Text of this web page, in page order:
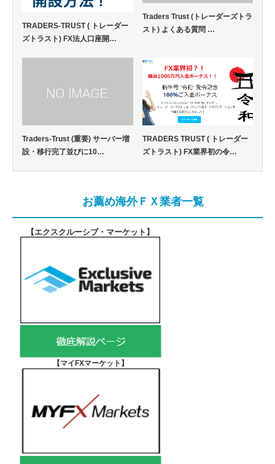
TRADERS-TRUST ( トレーダー
ズトラスト) FX法人口座開…
Traders Trust (トレーダーズトラ
スト) よくある質問 …
Traders-Trust (重要) サーバー増
設・移行完了並びに10…
TRADERS TRUST ( トレーダー
ズトラスト) FX業界初の令…
お薦め海外ＦＸ業者一覧
【エクスクルーシブ・マーケット 】
【マイFXマーケット 】